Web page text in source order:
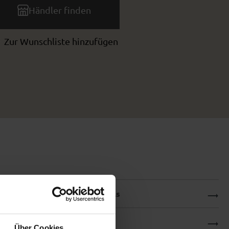
Händler finden
Zur Wunschliste hinzufügen
Produktdetails